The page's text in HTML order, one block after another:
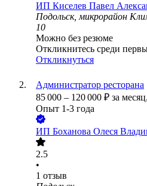
ИП Киселев Павел
Подольск, микрорайон
10
Можно без резюме
Откликнитесь среди
Откликнуться
Администратор ресторана
85 000 – 120 000 ₽ за месяц,
Опыт 1-3 года
ИП Боханова Олеся
2.5
•
1 отзыв